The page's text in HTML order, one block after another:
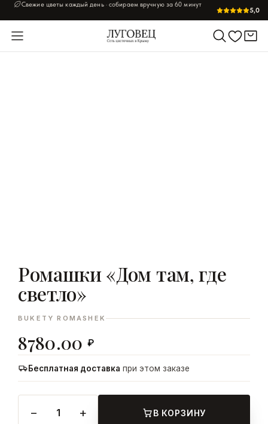
Свежие цветы каждый день · собираем вручную за 60 минут
5,0
Ромашки «Дом там, где
светло»
BUKETY ROMASHEK
8780.00 ₽
Бесплатная доставка при этом заказе
− 1 + В КОРЗИНУ
В КОРЗИНУ